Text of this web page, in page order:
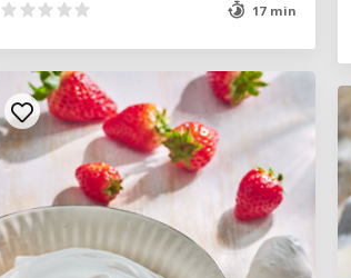
17 min
17 min
VOIR LA RECETTE